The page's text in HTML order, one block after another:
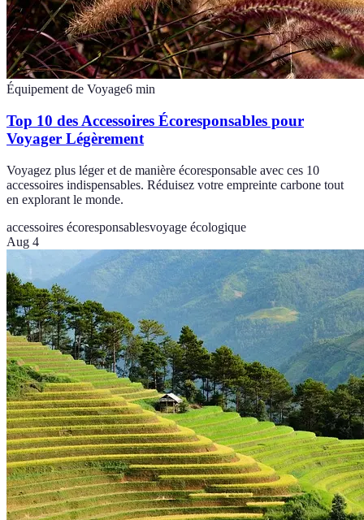
Équipement de Voyage6 min
Top 10 des Accessoires Écoresponsables pour
Voyager Légèrement
Voyagez plus léger et de manière écoresponsable avec ces 10
accessoires indispensables. Réduisez votre empreinte carbone tout
en explorant le monde.
accessoires écoresponsablesvoyage écologique
Aug 4